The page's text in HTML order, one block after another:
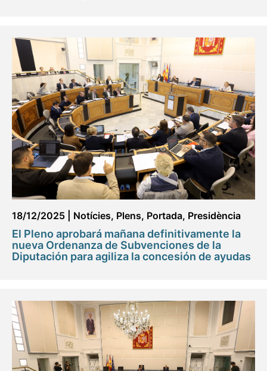
18/12/2025 Notícies, Plens, Portada, Presidència
El Pleno aprobará mañana definitivamente la
nueva Ordenanza de Subvenciones de la
Diputación para agiliza la concesión de ayudas